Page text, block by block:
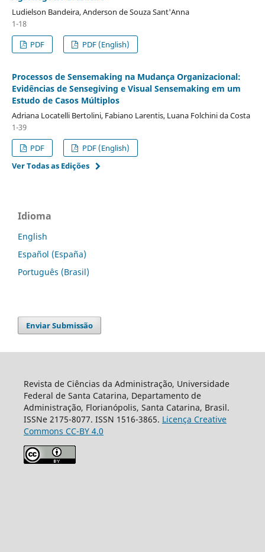
Ludielson Bandeira, Anderson de Souza Sant'Anna
1-18
PDF
PDF (English)
Processos de Sensemaking na Mudança Organizacional:
Evidências de Sensegiving e Visual Sensemaking em um
Estudo de Casos Múltiplos
Adriana Locatelli Bertolini, Fabiano Larentis, Luana Folchini da Costa
1-39
PDF
PDF (English)
Ver Todas as Edições
Idioma
English
Español (España)
Português (Brasil)
Enviar Submissão
Revista de Ciências da Administração, Universidade
Federal de Santa Catarina, Departamento de
Administração, Florianópolis, Santa Catarina, Brasil.
ISSNe 2175-8077. ISSN 1516-3865. Licença Creative
Commons CC-BY 4.0